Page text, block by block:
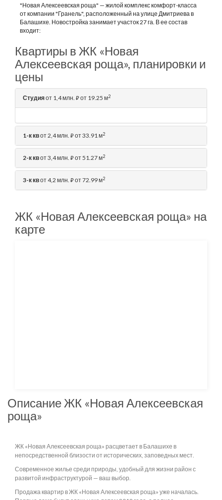
"Новая Алексеевская роща" — жилой комплекс комфорт-класса
от компании "Гранель", расположенный на улице Дмитриева в
Балашихе. Новостройка занимает участок 27 га. В ее состав
входит:
Квартиры в ЖК «Новая
Алексеевская роща», планировки и
цены
Студияот 1,4 млн. ⃏от 19.25 м2
1-к квот 2,4 млн. ⃏от 33.91 м2
2-к квот 3,4 млн. ⃏от 51.27 м2
3-к квот 4,2 млн. ⃏от 72.99 м2
ЖК «Новая Алексеевская роща» на
карте
Описание ЖК «Новая Алексеевская
роща»
ЖК «Новая Алексеевская роща» расцветает в Балашихе в
непосредственной близости от исторических, заповедных мест.
Современное жилье среди природы, удобный для жизни район с
развитой инфраструктурой — ваш выбор.
Продажа квартир в ЖК «Новая Алексеевская роща» уже началась.